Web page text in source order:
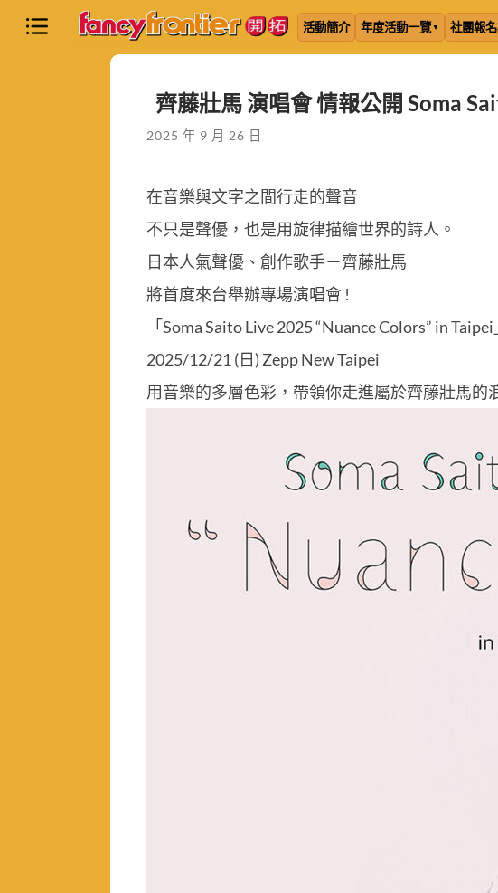
活動簡介 年度活動一覽 社團報
齊藤壯馬 演唱會 情報公開 Soma
2025 年 9 月 26 日
在音樂與文字之間行走的聲音
不只是聲優，也是用旋律描繪世界的詩人。
日本人氣聲優、創作歌手－齊藤壯馬
將首度來台舉辦專場演唱會 !
「Soma Saito Live 2025 “Nuance Colors” in Taipei
2025/12/21 (日) Zepp New Taipei
用音樂的多層色彩，帶領你走進屬於齊藤壯馬的